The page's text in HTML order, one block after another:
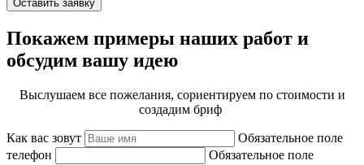
Оставить заявку
Покажем примеры наших работ и
обсудим вашу идею
Выслушаем все пожелания, сориентируем по стоимости и
создадим бриф
Как вас зовут
Обязательное поле
телефон
Обязательное поле